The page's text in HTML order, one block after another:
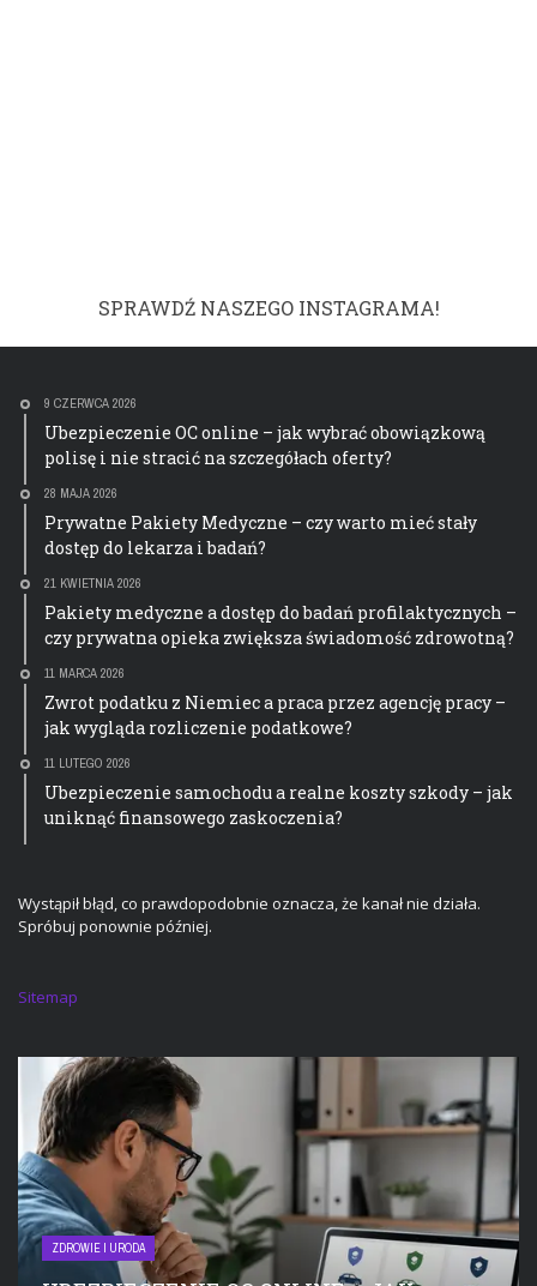
SPRAWDŹ NASZEGO INSTAGRAMA!
9 CZERWCA 2026
Ubezpieczenie OC online – jak wybrać obowiązkową
polisę i nie stracić na szczegółach oferty?
28 MAJA 2026
Prywatne Pakiety Medyczne – czy warto mieć stały
dostęp do lekarza i badań?
21 KWIETNIA 2026
Pakiety medyczne a dostęp do badań profilaktycznych –
czy prywatna opieka zwiększa świadomość zdrowotną?
11 MARCA 2026
Zwrot podatku z Niemiec a praca przez agencję pracy –
jak wygląda rozliczenie podatkowe?
11 LUTEGO 2026
Ubezpieczenie samochodu a realne koszty szkody – jak
uniknąć finansowego zaskoczenia?
Wystąpił błąd, co prawdopodobnie oznacza, że kanał nie działa.
Spróbuj ponownie później.
Sitemap
ZDROWIE I URODA